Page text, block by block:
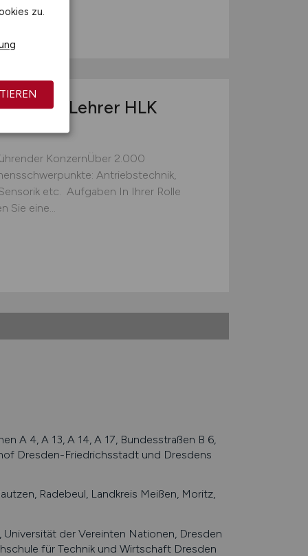
/ Lehrer HLK
KonzernÜber 2.000
Antriebstechnik,
etc. Aufgaben In Ihrer Rolle
Sie eine...
A 4, A 13, A 14, A 17, Bundesstraßen B 6,
Dresden-Friedrichsstadt und Dresdens
Radebeul, Landkreis Meißen, Moritz,
der Vereinten Nationen, Dresden
für Technik und Wirtschaft Dresden
zu.